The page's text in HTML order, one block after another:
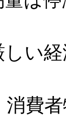
い
費